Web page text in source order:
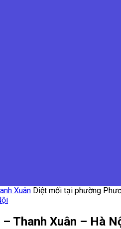
Xuân Diệt mối tại phường
Thanh Xuân – Hà